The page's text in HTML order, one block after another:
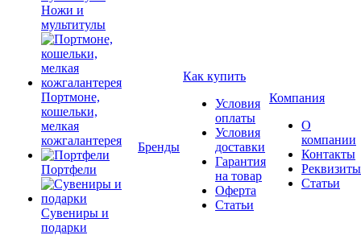
Ножи и
мультитулы
Портмоне,
кошельки,
мелкая
кожгалантерея
Портфели
Сувениры и
подарки
Бренды
Как купить
Условия
оплаты
Условия
доставки
Гарантия
на товар
Оферта
Статьи
Компания
О
компании
Контакты
Реквизиты
Статьи